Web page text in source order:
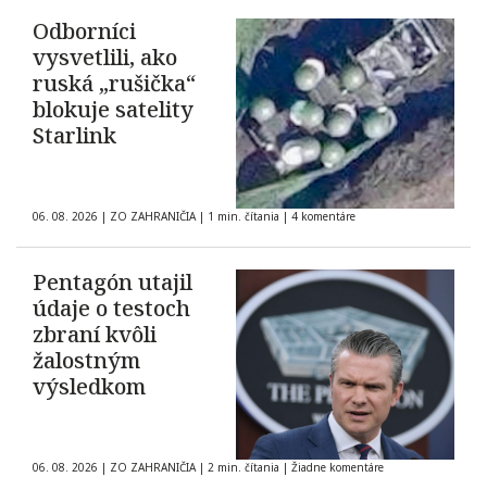
Odborníci
vysvetlili, ako
ruská „rušička“
blokuje satelity
Starlink
06. 08. 2026 | ZO ZAHRANIČIA | 1 min. čítania | 4 komentáre
Pentagón utajil
údaje o testoch
zbraní kvôli
žalostným
výsledkom
06. 08. 2026 | ZO ZAHRANIČIA | 2 min. čítania | Žiadne komentáre